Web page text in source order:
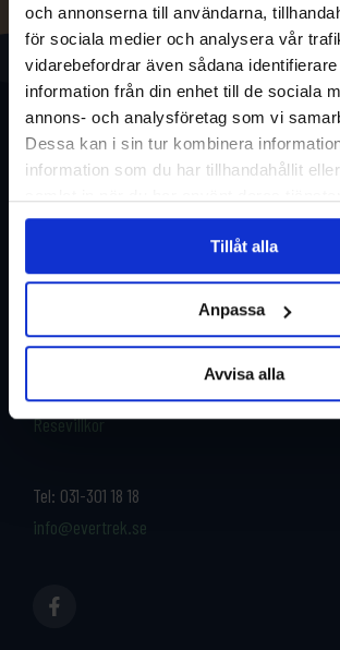
och annonserna till användarna,
för sociala medier och analysera vår
vidarebefordrar även sådana
information från din enhet till de sociala
annons- och analysföretag som vi
Dessa kan i sin tur kombinera
information som du har tillhandahållit
Tillåt alla
Anpassa
Avvisa alla
Tel: 031-301 18 18
info@evertrek.se
Restyper
Om oss
Resevillkor
Boka och
EverTrek
Grupp &
Kontakta oss